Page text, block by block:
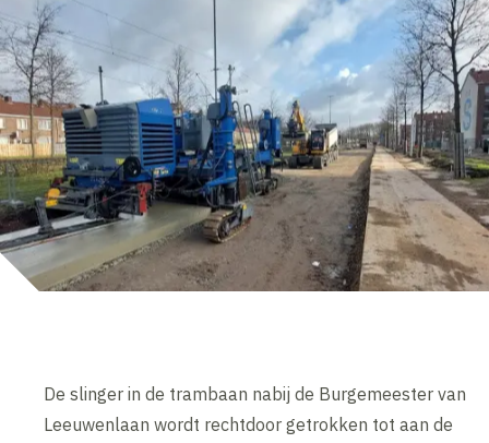
De slinger in de trambaan nabij de Burgemeester van
Leeuwenlaan wordt rechtdoor getrokken tot aan de